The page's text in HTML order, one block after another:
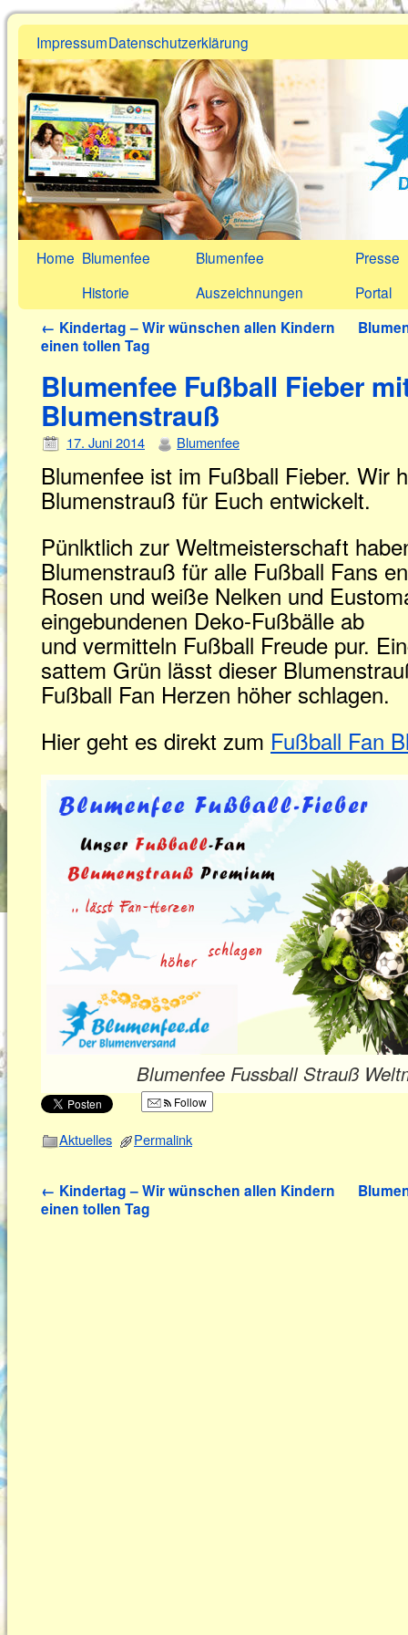
ImpressumDatenschutzerklärung
Home Blumenfee
Historie
Blumenfee
Auszeichnungen
Presse
Portal
← Kindertag – Wir wünschen allen Kindern
einen tollen Tag
Blumenfee Fußball Fieber
Blumenstrauß
17. Juni 2014 Blumenfee
Blumenfee ist im Fußball Fieber. Wir
Blumenstrauß für Euch entwickelt.
Pünlktlich zur Weltmeisterschaft
Blumenstrauß für alle Fußball Fans
Rosen und weiße Nelken und
eingebundenen Deko-Fußbälle ab
und vermitteln Fußball Freude pur.
sattem Grün lässt dieser
Fußball Fan Herzen höher schlagen.
Hier geht es direkt zum Fußball Fan
Blumenfee Fussball Strauß
Follow
Aktuelles Permalink
← Kindertag – Wir wünschen allen Kindern
einen tollen Tag